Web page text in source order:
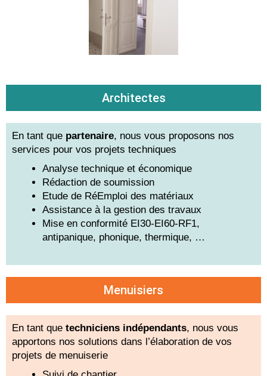
Architectes
En tant que partenaire, nous vous proposons nos
services pour vos projets techniques
Analyse technique et économique
Rédaction de soumission
Etude de RéEmploi des matériaux
Assistance à la gestion des travaux
Mise en conformité EI30-EI60-RF1,
antipanique, phonique, thermique, …
Menuisiers
En tant que techniciens indépendants, nous vous
apportons nos solutions dans l’élaboration de vos
projets de menuiserie